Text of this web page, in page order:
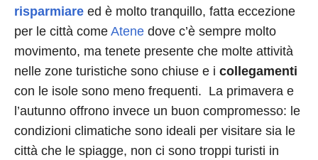
risparmiare ed è molto tranquillo, fatta eccezione
per le città come Atene dove c’è sempre molto
movimento, ma tenete presente che molte attività
nelle zone turistiche sono chiuse e i collegamenti
con le isole sono meno frequenti. La primavera e
l’autunno offrono invece un buon compromesso: le
condizioni climatiche sono ideali per visitare sia le
città che le spiagge, non ci sono troppi turisti in